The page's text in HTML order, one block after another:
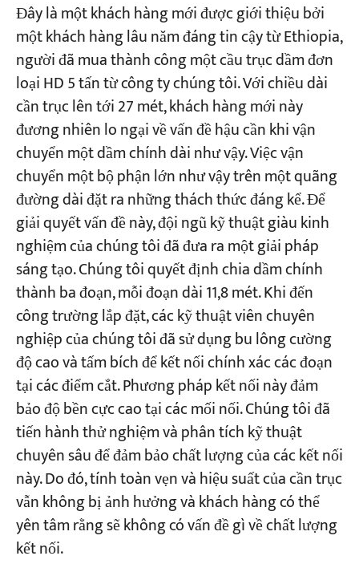
Đây là một khách hàng mới được giới thiệu bởi
một khách hàng lâu năm đáng tin cậy từ Ethiopia,
người đã mua thành công một cầu trục dầm đơn
loại HD 5 tấn từ công ty chúng tôi. Với chiều dài
cần trục lên tới 27 mét, khách hàng mới này
đương nhiên lo ngại về vấn đề hậu cần khi vận
chuyển một dầm chính dài như vậy. Việc vận
chuyển một bộ phận lớn như vậy trên một quãng
đường dài đặt ra những thách thức đáng kể. Để
giải quyết vấn đề này, đội ngũ kỹ thuật giàu kinh
nghiệm của chúng tôi đã đưa ra một giải pháp
sáng tạo. Chúng tôi quyết định chia dầm chính
thành ba đoạn, mỗi đoạn dài 11,8 mét. Khi đến
công trường lắp đặt, các kỹ thuật viên chuyên
nghiệp của chúng tôi đã sử dụng bu lông cường
độ cao và tấm bích để kết nối chính xác các đoạn
tại các điểm cắt. Phương pháp kết nối này đảm
bảo độ bền cực cao tại các mối nối. Chúng tôi đã
tiến hành thử nghiệm và phân tích kỹ thuật
chuyên sâu để đảm bảo chất lượng của các kết nối
này. Do đó, tính toàn vẹn và hiệu suất của cần trục
vẫn không bị ảnh hưởng và khách hàng có thể
yên tâm rằng sẽ không có vấn đề gì về chất lượng
kết nối.